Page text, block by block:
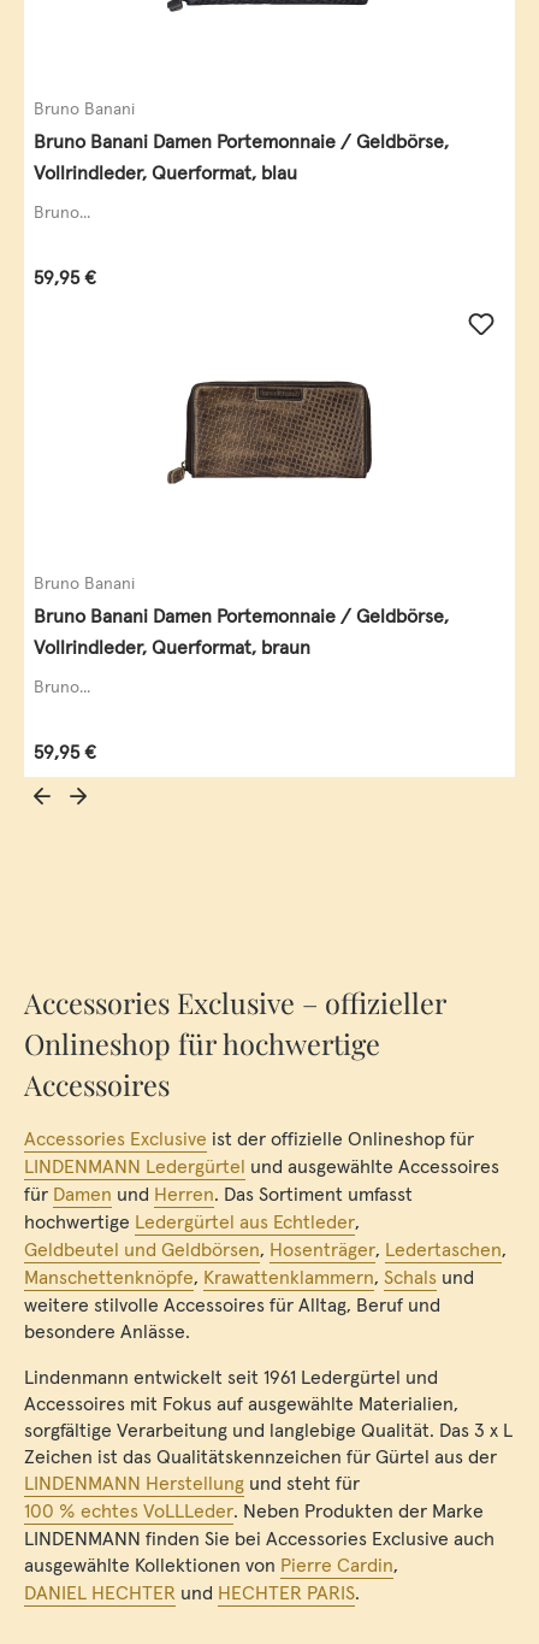
Bruno Banani
Bruno Banani Damen Portemonnaie / Geldbörse,
Vollrindleder, Querformat, blau
Bruno...
Regulärer Preis:
59,95 €
Bruno Banani
Bruno Banani Damen Portemonnaie / Geldbörse,
Vollrindleder, Querformat, braun
Bruno...
Regulärer Preis:
59,95 €
Accessories Exclusive – offizieller
Onlineshop für hochwertige
Accessoires
Accessories Exclusive ist der offizielle Onlineshop für
LINDENMANN Ledergürtel und ausgewählte Accessoires
für Damen und Herren. Das Sortiment umfasst
hochwertige Ledergürtel aus Echtleder,
Geldbeutel und Geldbörsen, Hosenträger, Ledertaschen,
Manschettenknöpfe, Krawattenklammern, Schals und
weitere stilvolle Accessoires für Alltag, Beruf und
besondere Anlässe.
Lindenmann entwickelt seit 1961 Ledergürtel und
Accessoires mit Fokus auf ausgewählte Materialien,
sorgfältige Verarbeitung und langlebige Qualität. Das 3 x L
Zeichen ist das Qualitätskennzeichen für Gürtel aus der
LINDENMANN Herstellung und steht für
100 % echtes VoLLLeder. Neben Produkten der Marke
LINDENMANN finden Sie bei Accessories Exclusive auch
ausgewählte Kollektionen von Pierre Cardin,
DANIEL HECHTER und HECHTER PARIS.